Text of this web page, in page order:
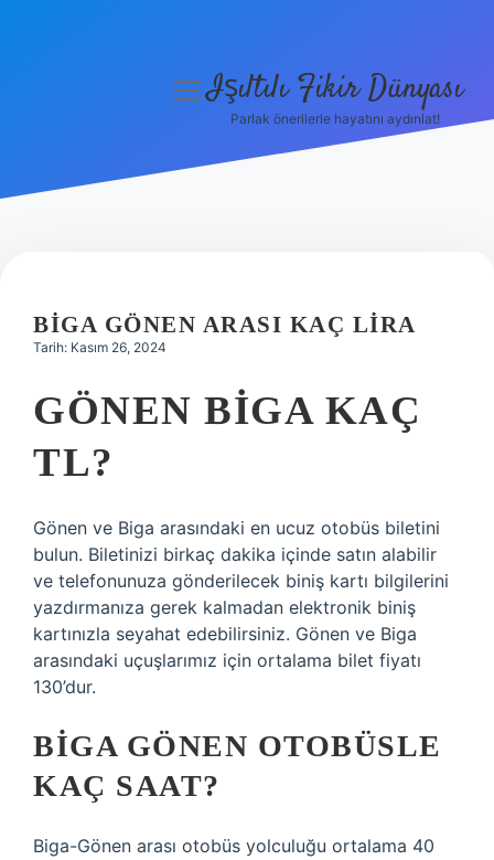
menüyüIşıltılı Fikir Dünyası
Parlak önerilerle hayatını aydınlat!
BIGA GÖNEN ARASI KAÇ LIRA
Tarih: Kasım 26, 2024
GÖNEN BIGA KAÇ
TL?
Gönen ve Biga arasındaki en ucuz otobüs biletini
bulun. Biletinizi birkaç dakika içinde satın alabilir
ve telefonunuza gönderilecek biniş kartı bilgilerini
yazdırmanıza gerek kalmadan elektronik biniş
kartınızla seyahat edebilirsiniz. Gönen ve Biga
arasındaki uçuşlarımız için ortalama bilet fiyatı
130’dur.
BIGA GÖNEN OTOBÜSLE
KAÇ SAAT?
Biga-Gönen arası otobüs yolculuğu ortalama 40